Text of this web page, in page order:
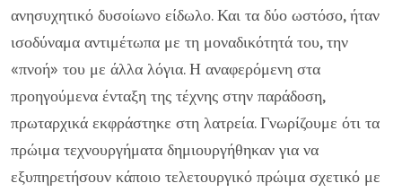
ανησυχητικό δυσοίωνο είδωλο. Και τα δύο ωστόσο, ήταν
ισοδύναμα αντιμέτωπα με τη μοναδικότητά του, την
«πνοή» του με άλλα λόγια. Η αναφερόμενη στα
προηγούμενα ένταξη της τέχνης στην παράδοση,
πρωταρχικά εκφράστηκε στη λατρεία. Γνωρίζουμε ότι τα
πρώιμα τεχνουργήματα δημιουργήθηκαν για να
εξυπηρετήσουν κάποιο τελετουργικό πρώιμα σχετικό με